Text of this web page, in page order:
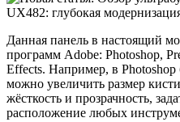
Данная панель в настоящий
программ Adobe: Photoshop,
Effects. Например, в
можно увеличить размер
жёсткость и прозрачность,
расположение любых